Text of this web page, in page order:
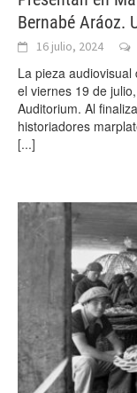
Bernabé Aráoz.
16 julio, 2024
La pieza
el viernes 19 de
Auditorium. Al
historiadores
[...]